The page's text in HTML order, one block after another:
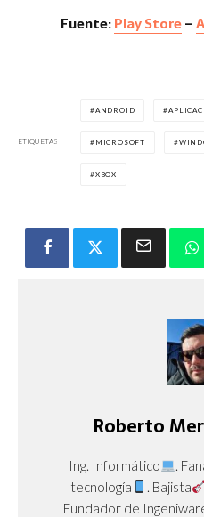
Fuente:Play Store–
ETIQUETAS
ANDROID
MICROSOFT
XBOX
Roberto
Ing. Informático .
tecnología
. Bajista
Fundador de